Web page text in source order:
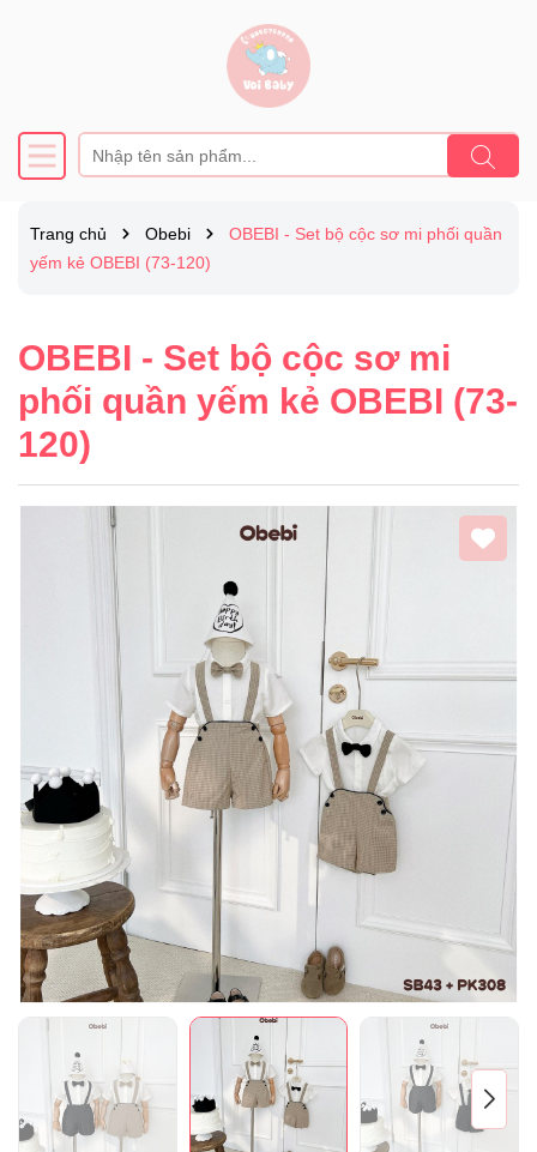
Trang chủ Obebi
OBEBI - Set bộ cộc sơ mi phối quần
yếm kẻ OBEBI (73-120)
OBEBI - Set bộ cộc sơ mi
phối quần yếm kẻ OBEBI (73-
120)
Mã giảm giá:
Ngày hết hạn:
Điều kiện: